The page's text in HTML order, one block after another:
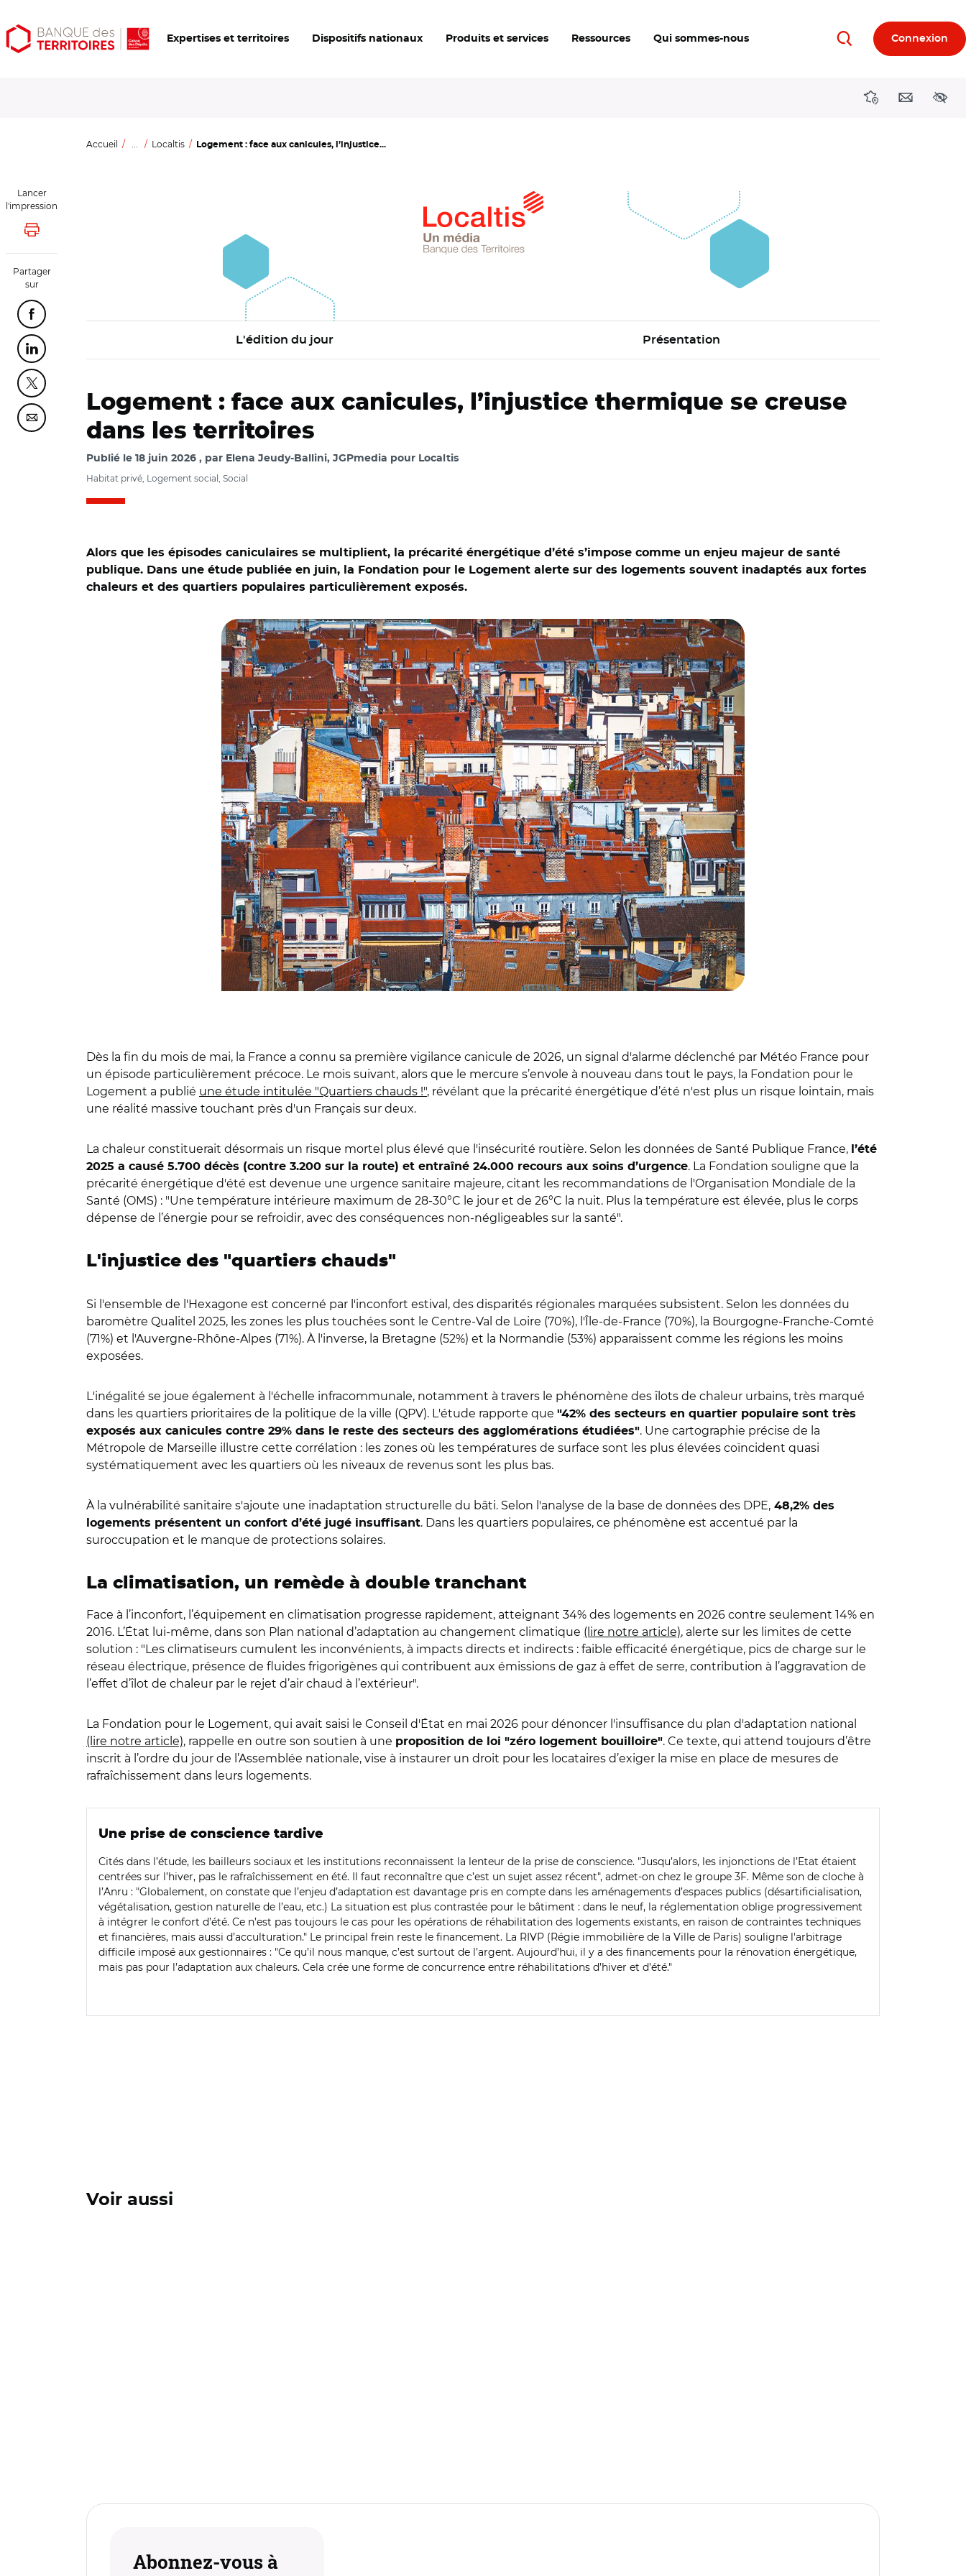
Aller
au
Aller
au
Ouvrir
les
Expertises et territoires Dispositifs nationaux Produits et services Ressources Qui sommes-nous RechercherConnexion
DirectionsContact
Accueil ... Localtis Logement : face aux canicules, l’injustice...
L'édition du jour Présentation
Lancer
l'impression
Lancer l'impression
Partager
sur
Partager cette page sur Facebook
Partager cette page sur Linkedin
Partager cette page sur Twitter
Partager cette page sur Courriel
Logement : face aux canicules, l’injustice thermique se creuse
dans les territoires
Publié le 18 juin 2026 par Elena Jeudy-Ballini, JGPmedia pour Localtis
Habitat privé, Logement social, Social
Alors que les épisodes caniculaires se multiplient, la précarité énergétique d’été s’impose comme un enjeu majeur de santé
publique. Dans une étude publiée en juin, la Fondation pour le Logement alerte sur des logements souvent inadaptés aux fortes
chaleurs et des quartiers populaires particulièrement exposés.
Dès la fin du mois de mai, la France a connu sa première vigilance canicule de 2026, un signal d'alarme déclenché par Météo France pour
un épisode particulièrement précoce. Le mois suivant, alors que le mercure s’envole à nouveau dans tout le pays, la Fondation pour le
Logement a publié une étude intitulée "Quartiers chauds !", révélant que la précarité énergétique d’été n'est plus un risque lointain, mais
une réalité massive touchant près d'un Français sur deux.
La chaleur constituerait désormais un risque mortel plus élevé que l'insécurité routière. Selon les données de Santé Publique France, l’été
2025 a causé 5.700 décès (contre 3.200 sur la route) et entraîné 24.000 recours aux soins d’urgence. La Fondation souligne que la
précarité énergétique d'été est devenue une urgence sanitaire majeure, citant les recommandations de l'Organisation Mondiale de la
Santé (OMS) : "Une température intérieure maximum de 28-30°C le jour et de 26°C la nuit. Plus la température est élevée, plus le corps
dépense de l’énergie pour se refroidir, avec des conséquences non-négligeables sur la santé".
L'injustice des "quartiers chauds"
Si l'ensemble de l'Hexagone est concerné par l'inconfort estival, des disparités régionales marquées subsistent. Selon les données du
baromètre Qualitel 2025, les zones les plus touchées sont le Centre-Val de Loire (70%), l'Île-de-France (70%), la Bourgogne-Franche-Comté
(71%) et l'Auvergne-Rhône-Alpes (71%). À l'inverse, la Bretagne (52%) et la Normandie (53%) apparaissent comme les régions les moins
exposées.
L'inégalité se joue également à l'échelle infracommunale, notamment à travers le phénomène des îlots de chaleur urbains, très marqué
dans les quartiers prioritaires de la politique de la ville (QPV). L'étude rapporte que "42% des secteurs en quartier populaire sont très
exposés aux canicules contre 29% dans le reste des secteurs des agglomérations étudiées". Une cartographie précise de la
Métropole de Marseille illustre cette corrélation : les zones où les températures de surface sont les plus élevées coïncident quasi
systématiquement avec les quartiers où les niveaux de revenus sont les plus bas.
À la vulnérabilité sanitaire s'ajoute une inadaptation structurelle du bâti. Selon l'analyse de la base de données des DPE, 48,2% des
logements présentent un confort d’été jugé insuffisant. Dans les quartiers populaires, ce phénomène est accentué par la
suroccupation et le manque de protections solaires.
La climatisation, un remède à double tranchant
Face à l’inconfort, l’équipement en climatisation progresse rapidement, atteignant 34% des logements en 2026 contre seulement 14% en
2016. L’État lui-même, dans son Plan national d’adaptation au changement climatique (lire notre article), alerte sur les limites de cette
solution : "Les climatiseurs cumulent les inconvénients, à impacts directs et indirects : faible efficacité énergétique, pics de charge sur le
réseau électrique, présence de fluides frigorigènes qui contribuent aux émissions de gaz à effet de serre, contribution à l’aggravation de
l’effet d’îlot de chaleur par le rejet d’air chaud à l’extérieur".
La Fondation pour le Logement, qui avait saisi le Conseil d'État en mai 2026 pour dénoncer l'insuffisance du plan d'adaptation national
(lire notre article), rappelle en outre son soutien à une proposition de loi "zéro logement bouilloire". Ce texte, qui attend toujours d’être
inscrit à l’ordre du jour de l’Assemblée nationale, vise à instaurer un droit pour les locataires d’exiger la mise en place de mesures de
rafraîchissement dans leurs logements.
Une prise de conscience tardive
Cités dans l’étude, les bailleurs sociaux et les institutions reconnaissent la lenteur de la prise de conscience. "Jusqu’alors, les injonctions de l’Etat étaient
centrées sur l’hiver, pas le rafraîchissement en été. Il faut reconnaître que c’est un sujet assez récent", admet-on chez le groupe 3F. Même son de cloche à
l’Anru : "Globalement, on constate que l’enjeu d’adaptation est davantage pris en compte dans les aménagements d’espaces publics (désartificialisation,
végétalisation, gestion naturelle de l’eau, etc.) La situation est plus contrastée pour le bâtiment : dans le neuf, la réglementation oblige progressivement
à intégrer le confort d’été. Ce n’est pas toujours le cas pour les opérations de réhabilitation des logements existants, en raison de contraintes techniques
et financières, mais aussi d’acculturation." Le principal frein reste le financement. La RIVP (Régie immobilière de la Ville de Paris) souligne l'arbitrage
difficile imposé aux gestionnaires : "Ce qu’il nous manque, c’est surtout de l’argent. Aujourd’hui, il y a des financements pour la rénovation énergétique,
mais pas pour l’adaptation aux chaleurs. Cela crée une forme de concurrence entre réhabilitations d’hiver et d’été."
Voir aussi
Abonnez-vous à